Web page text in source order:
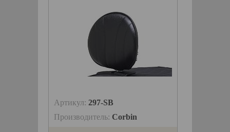
Артикул: 297-SB
Производитель: Corbin